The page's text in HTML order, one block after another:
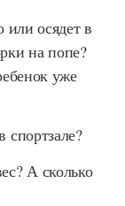
или осядет в
на попе?
уже
спортзале?
А сколько